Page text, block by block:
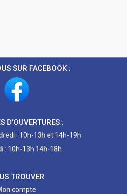
SUR FACEBOOK :
D’OUVERTURES :
: 10h-13h et 14h-19h
: 10h-13h 14h-18h
TROUVER
compte